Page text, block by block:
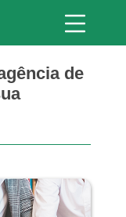
de